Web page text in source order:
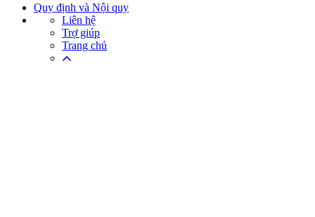
Quy định và Nội quy
Liên hệ
Trợ giúp
Trang chủ